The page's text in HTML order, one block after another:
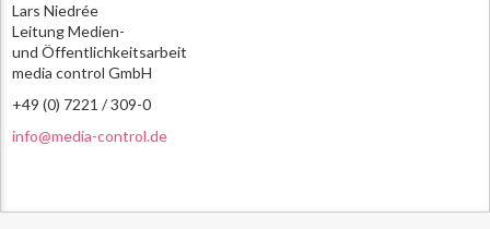
Lars Niedrée
Leitung Medien-
und Öffentlichkeitsarbeit
media control GmbH
+49 (0) 7221 / 309-0
info@media-control.de